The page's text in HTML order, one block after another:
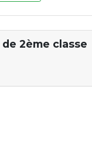
2ème classe